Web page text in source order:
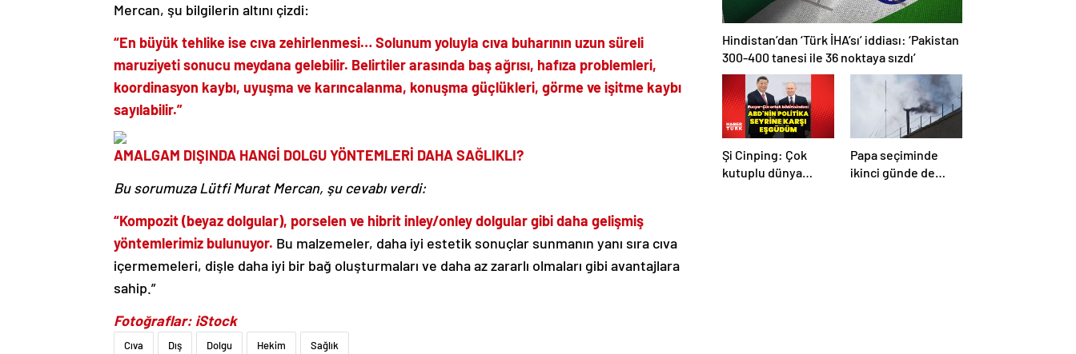
Mercan, şu bilgilerin altını çizdi:
“En büyük tehlike ise cıva zehirlenmesi…Solunum yoluyla cıva buharının uzun süreli
maruziyeti sonucu meydana gelebilir. Belirtiler arasında baş ağrısı, hafıza problemleri,
koordinasyon kaybı, uyuşma ve karıncalanma, konuşma güçlükleri, görme ve işitme kaybı
sayılabilir.”
AMALGAM DIŞINDA HANGİ DOLGU YÖNTEMLERİ DAHA SAĞLIKLI?
Bu sorumuza Lütfi Murat Mercan, şu cevabı verdi:
“Kompozit (beyaz dolgular), porselen ve hibrit inley/onley dolgular gibi daha gelişmiş
yöntemlerimiz bulunuyor. Bu malzemeler, daha iyi estetik sonuçlar sunmanın yanı sıra cıva
içermemeleri, dişle daha iyi bir bağ oluşturmaları ve daha az zararlı olmaları gibi avantajlara
sahip.”
Fotoğraflar: iStock
Cıva Dış Dolgu Hekim Sağlık
Hindistan’dan ‘Türk İHA’sı’ iddiası: ‘Pakistan
300-400 tanesi ile 36 noktaya sızdı’
Şi Cinping: Çok
kutuplu dünya
Papa seçiminde
ikinci günde de